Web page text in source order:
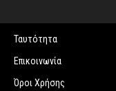
Ταυτότητα
Επικοινωνία
Όροι Χρήσης